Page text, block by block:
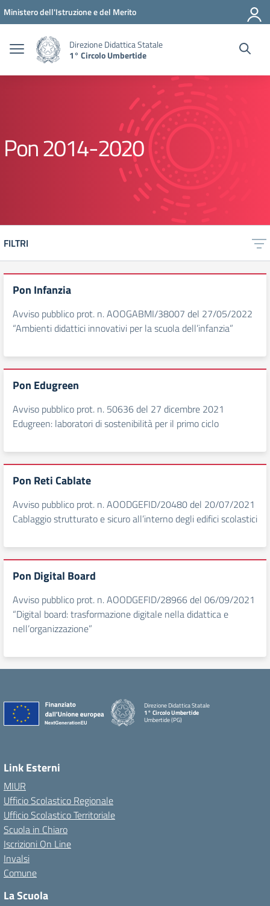
Vai ai contenuti
Vai al menu di navigazione
Vai al footer
Ministero dell'Istruzione e del Merito
Direzione Didattica Statale
1° Circolo Umbertide
Pon 2014-2020
FILTRI
Pon Infanzia
Avviso pubblico prot. n. AOOGABMI/38007 del 27/05/2022
“Ambienti didattici innovativi per la scuola dell’infanzia”
Pon Edugreen
Avviso pubblico prot. n. 50636 del 27 dicembre 2021
Edugreen: laboratori di sostenibilità per il primo ciclo
Pon Reti Cablate
Avviso pubblico prot. n. AOODGEFID/20480 del 20/07/2021
Cablaggio strutturato e sicuro all’interno degli edifici scolastici
Pon Digital Board
Avviso pubblico prot. n. AOODGEFID/28966 del 06/09/2021
“Digital board: trasformazione digitale nella didattica e
nell’organizzazione”
Direzione Didattica Statale
1° Circolo Umbertide
Umbertide (PG)
Link Esterni
MIUR
Ufficio Scolastico Regionale
Ufficio Scolastico Territoriale
Scuola in Chiaro
Iscrizioni On Line
Invalsi
Comune
La Scuola